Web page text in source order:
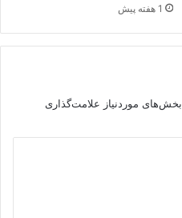
1 هفته پیش
بخش‌های موردنیاز علامت‌گذاری